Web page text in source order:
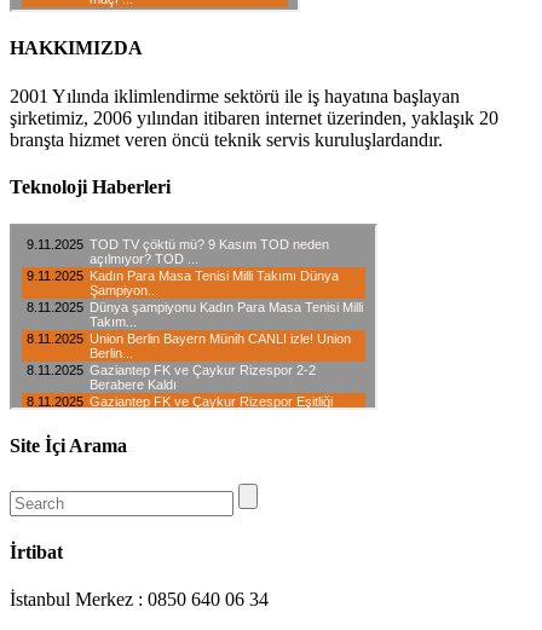
HAKKIMIZDA
2001 Yılında iklimlendirme sektörü ile iş hayatına başlayan
şirketimiz, 2006 yılından itibaren internet üzerinden, yaklaşık 20
branşta hizmet veren öncü teknik servis kuruluşlardandır.
Teknoloji Haberleri
Site İçi Arama
İrtibat
İstanbul Merkez : 0850 640 06 34